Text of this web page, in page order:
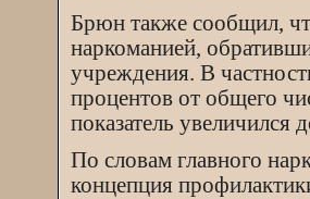
Брюн также сообщил,
наркоманией,
учреждения. В
процентов от общего
показатель увеличился
По словам главного
концепция